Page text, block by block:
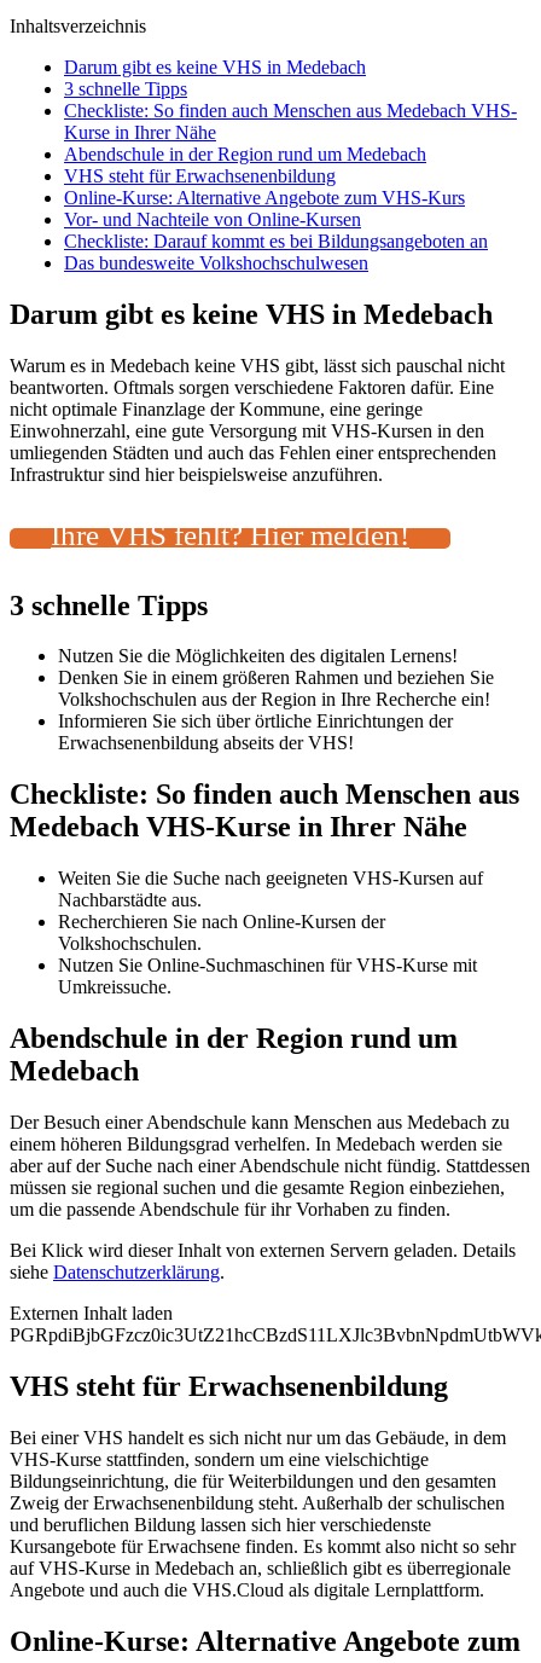
Inhaltsverzeichnis
Darum gibt es keine VHS in Medebach
3 schnelle Tipps
Checkliste: So finden auch Menschen aus Medebach VHS-
Kurse in Ihrer Nähe
Abendschule in der Region rund um Medebach
VHS steht für Erwachsenenbildung
Online-Kurse: Alternative Angebote zum VHS-Kurs
Vor- und Nachteile von Online-Kursen
Checkliste: Darauf kommt es bei Bildungsangeboten an
Das bundesweite Volkshochschulwesen
Darum gibt es keine VHS in Medebach
Warum es in Medebach keine VHS gibt, lässt sich pauschal nicht
beantworten. Oftmals sorgen verschiedene Faktoren dafür. Eine
nicht optimale Finanzlage der Kommune, eine geringe
Einwohnerzahl, eine gute Versorgung mit VHS-Kursen in den
umliegenden Städten und auch das Fehlen einer entsprechenden
Infrastruktur sind hier beispielsweise anzuführen.
Ihre VHS fehlt? Hier melden!
3 schnelle Tipps
Nutzen Sie die Möglichkeiten des digitalen Lernens!
Denken Sie in einem größeren Rahmen und beziehen Sie
Volkshochschulen aus der Region in Ihre Recherche ein!
Informieren Sie sich über örtliche Einrichtungen der
Erwachsenenbildung abseits der VHS!
Checkliste: So finden auch Menschen aus
Medebach VHS-Kurse in Ihrer Nähe
Weiten Sie die Suche nach geeigneten VHS-Kursen auf
Nachbarstädte aus.
Recherchieren Sie nach Online-Kursen der
Volkshochschulen.
Nutzen Sie Online-Suchmaschinen für VHS-Kurse mit
Umkreissuche.
Abendschule in der Region rund um
Medebach
Der Besuch einer Abendschule kann Menschen aus Medebach zu
einem höheren Bildungsgrad verhelfen. In Medebach werden sie
aber auf der Suche nach einer Abendschule nicht fündig. Stattdessen
müssen sie regional suchen und die gesamte Region einbeziehen,
um die passende Abendschule für ihr Vorhaben zu finden.
Bei Klick wird dieser Inhalt von externen Servern geladen. Details
siehe Datenschutzerklärung.
Externen Inhalt laden
VHS steht für Erwachsenenbildung
Bei einer VHS handelt es sich nicht nur um das Gebäude, in dem
VHS-Kurse stattfinden, sondern um eine vielschichtige
Bildungseinrichtung, die für Weiterbildungen und den gesamten
Zweig der Erwachsenenbildung steht. Außerhalb der schulischen
und beruflichen Bildung lassen sich hier verschiedenste
Kursangebote für Erwachsene finden. Es kommt also nicht so sehr
auf VHS-Kurse in Medebach an, schließlich gibt es überregionale
Angebote und auch die VHS.Cloud als digitale Lernplattform.
Online-Kurse: Alternative Angebote zum